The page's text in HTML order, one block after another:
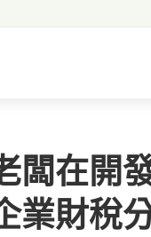
闆在開
業財稅